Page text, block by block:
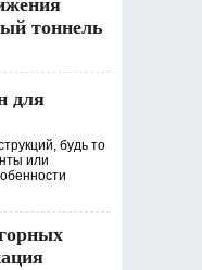
тоннель
для
будь то
или